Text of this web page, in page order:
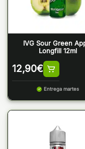
IVG Sour Green
Longfill 12ml
12,90€
Entrega martes